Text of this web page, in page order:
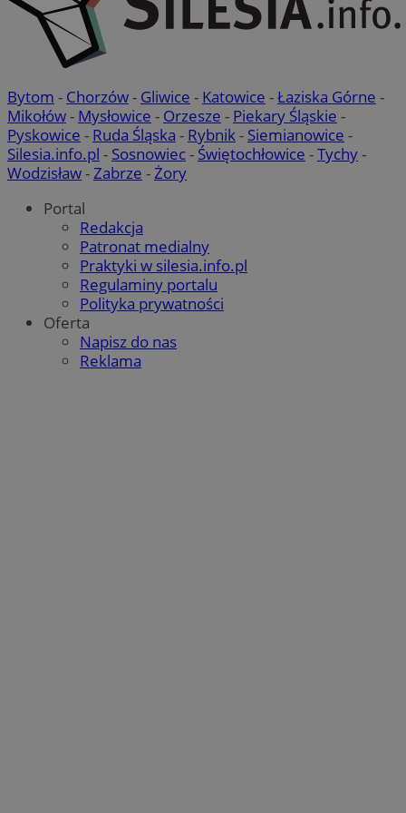
Bytom - Chorzów- Gliwice - Katowice -Łaziska Górne -
Mikołów- Mysłowice - Orzesze - Piekary Śląskie -
Pyskowice - Ruda Śląska - Rybnik- Siemianowice -
Silesia.info.pl - Sosnowiec- Świętochłowice -Tychy-
Wodzisław-Zabrze -Żory
Portal
Redakcja
Patronat medialny
Praktyki w silesia.info.pl
Regulaminy portalu
Polityka prywatności
Oferta
Napisz do nas
Reklama